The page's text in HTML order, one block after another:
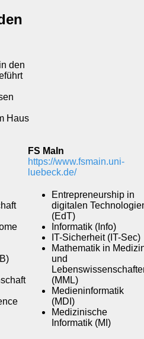
den
Haus
FS MaIn
https://www.fsmain.uni-
luebeck.de/
Entrepreneurship in
digitalen
(EdT)
Informatik (Info)
IT-Sicherheit (IT-Sec)
Mathematik in
und
(MML)
Medieninformatik
(MDI)
Medizinische
Informatik (MI)